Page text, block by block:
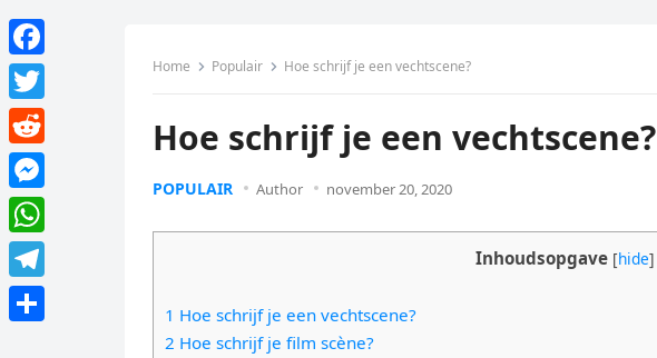
Home Populair Hoe schrijf je een vechtscene?
Hoe schrijf je een vechtscene?
POPULAIR Author november 20, 2020
Inhoudsopgave [hide]
1 Hoe schrijf je een vechtscene?
2 Hoe schrijf je film scène?
F
a
c
e
b
o
o
k
T
w
i
t
t
e
R
e
d
d
M
e
s
s
W
h
a
T